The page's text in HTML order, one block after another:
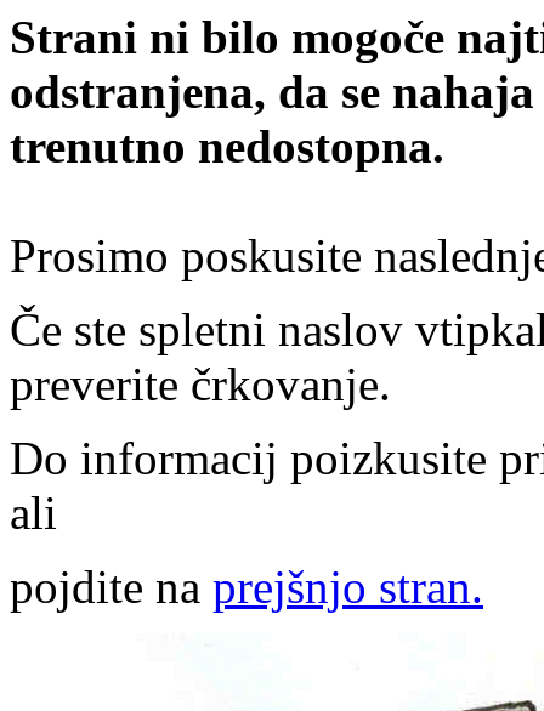
Strani ni bilo mogoče
odstranjena, da se
trenutno nedostopna.
Prosimo poskusite
Če ste spletni naslov
preverite črkovanje.
Do informacij poizkusite
ali
pojdite na prejšnjo stran.